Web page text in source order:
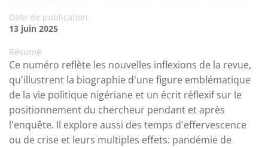
Date de publication
13 juin 2025
Résumé
Ce numéro reflète les nouvelles inflexions de la revue,
qu'illustrent la biographie d'une figure emblématique
de la vie politique nigériane et un écrit réflexif sur le
positionnement du chercheur pendant et après
l'enquête. Il explore aussi des temps d'effervescence
ou de crise et leurs multiples effets: pandémie de